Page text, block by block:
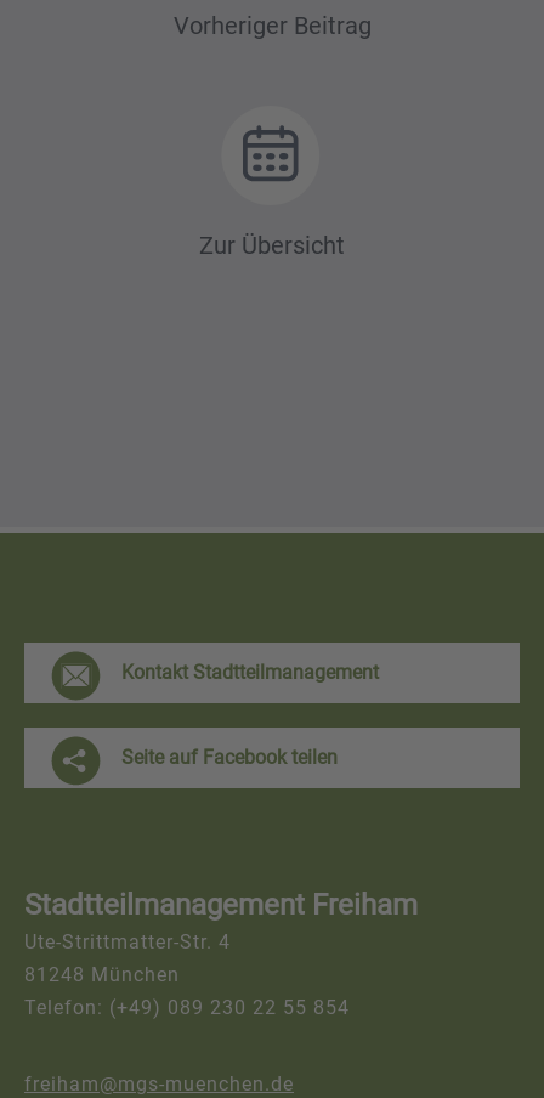
Beitrags-
Vorheriger Beitrag
Zur Übersicht
F
r
e
i
m
K
o
t
Kontakt Stadtteilmanagement
Seite auf Facebook teilen
Stadtteilmanagement Freiham
Ute-Strittmatter-Str. 4
81248 München
Telefon: (+49) 089 230 22 55 854
freiham@mgs-muenchen.de